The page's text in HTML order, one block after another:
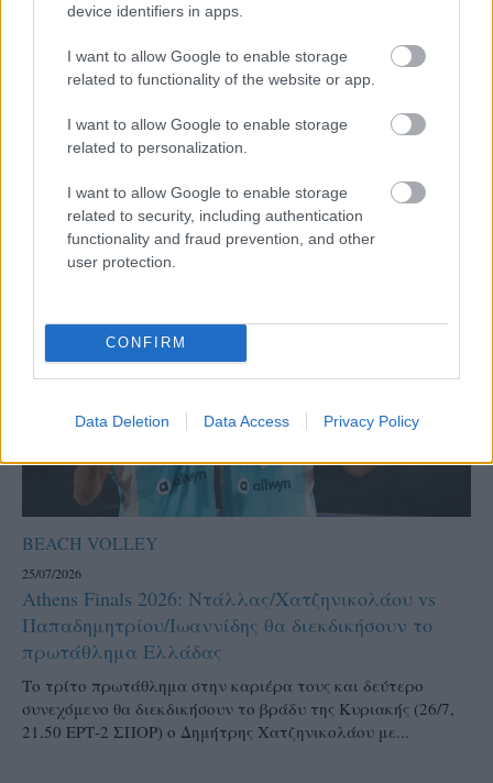
device identifiers in apps.
I want to allow Google to enable storage
related to functionality of the website or app.
I want to allow Google to enable storage
related to personalization.
I want to allow Google to enable storage
related to security, including authentication
functionality and fraud prevention, and other
user protection.
CONFIRM
Data Deletion Data Access Privacy Policy
Σιρίνινα
Βίβιαν Ζαφειρίου και Αναστασία Σιρίνινα έγραψαν ιστορία
στην πλατεία Συντάγματος καθώς σε έναν συναρπαστικό
τελικό επικράτησαν 2-0 (21-18, 21-19) των Δήμητρα...
BEACH VOLLEY
25/07/2026
Athens Finals 2026: Ντάλλας/Χατζηνικολάου vs
Παπαδημητρίου/Ιωαννίδης θα διεκδικήσουν το
πρωτάθλημα Ελλάδας
Το τρίτο πρωτάθλημα στην καριέρα τους και δεύτερο
συνεχόμενο θα διεκδικήσουν το βράδυ της Κυριακής (26/7,
21.50 ΕΡΤ-2 ΣΠΟΡ) ο Δημήτρης Χατζηνικολάου με...